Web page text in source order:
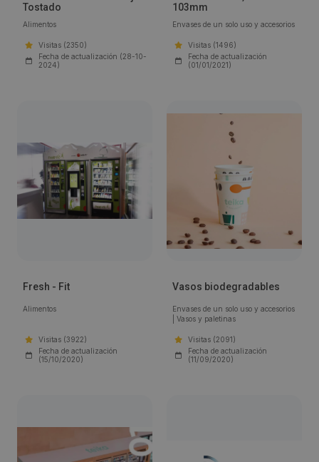
Tostado
Alimentos
Visitas (2350)
Fecha de actualización (28-10-
2024)
103mm
Envases de un solo uso y accesorios
Visitas (1496)
Fecha de actualización
(01/01/2021)
Fresh - Fit
Alimentos
Visitas (3922)
Fecha de actualización
(15/10/2020)
Vasos biodegradables
Envases de un solo uso y accesorios
Vasos y paletinas
Visitas (2091)
Fecha de actualización
(11/09/2020)